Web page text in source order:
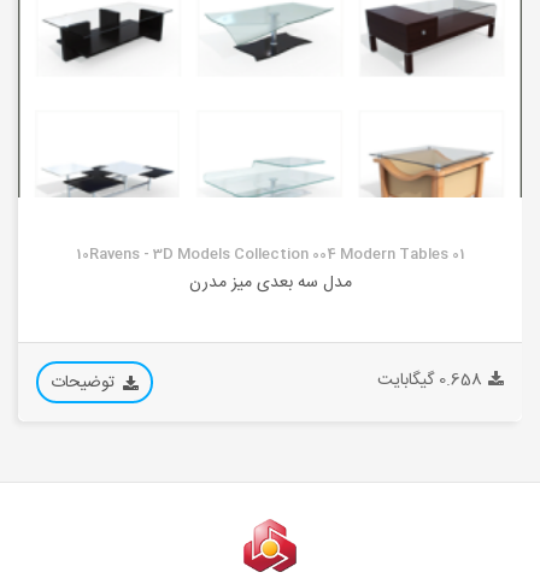
10Ravens - 3D Models Collection 004 Modern Tables 01
مدل سه بعدی میز مدرن
0.658 گیگابایت توضیحات